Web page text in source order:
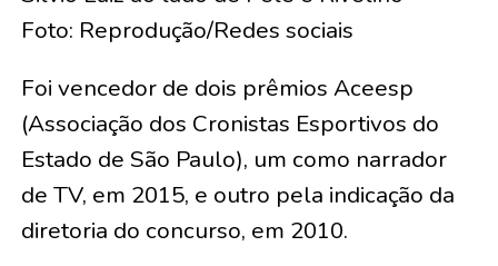
Foto: Reprodução/Redes sociais
Foi vencedor de dois prêmios Aceesp
(Associação dos Cronistas Esportivos do
Estado de São Paulo), um como narrador
de TV, em 2015, e outro pela indicação da
diretoria do concurso, em 2010.